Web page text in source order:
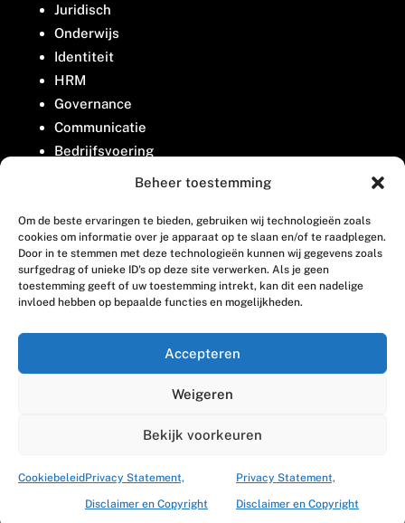
Beheer toestemming
Om de beste ervaringen te bieden, gebruiken wij technologieën zoals
cookies om informatie over je apparaat op te slaan en/of te raadplegen.
Door in te stemmen met deze technologieën kunnen wij gegevens zoals
surfgedrag of unieke ID's op deze site verwerken. Als je geen
toestemming geeft of uw toestemming intrekt, kan dit een nadelige
invloed hebben op bepaalde functies en mogelijkheden.
Accepteren
Weigeren
Bekijk voorkeuren
CookiebeleidPrivacy Statement,
Disclaimer en Copyright
Privacy Statement,
Disclaimer en Copyright
Juridisch
Onderwijs
Identiteit
HRM
Governance
Communicatie
Bedrijfsvoering
Belangenbehartiging
Contact
Houttuinlaan 8
3447 GM Woerden